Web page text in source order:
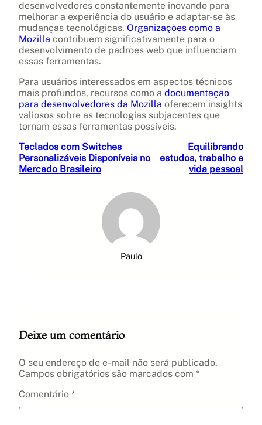
desenvolvedores constantemente inovando para
melhorar a experiência do usuário e adaptar-se às
mudanças tecnológicas. Organizações como a
Mozilla contribuem significativamente para o
desenvolvimento de padrões web que influenciam
essas ferramentas.
Para usuários interessados em aspectos técnicos
mais profundos, recursos como a documentação
para desenvolvedores da Mozilla oferecem insights
valiosos sobre as tecnologias subjacentes que
tornam essas ferramentas possíveis.
Teclados com Switches
Personalizáveis Disponíveis no
Mercado Brasileiro
Equilibrando
estudos, trabalho e
vida pessoal
Paulo
Deixe um comentário
O seu endereço de e-mail não será publicado.
Campos obrigatórios são marcados com *
Comentário *